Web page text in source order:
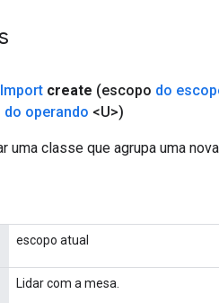
Import create (escopo do
do operando <U>)
uma classe que agrupa uma
escopo atual
Lidar com a mesa.